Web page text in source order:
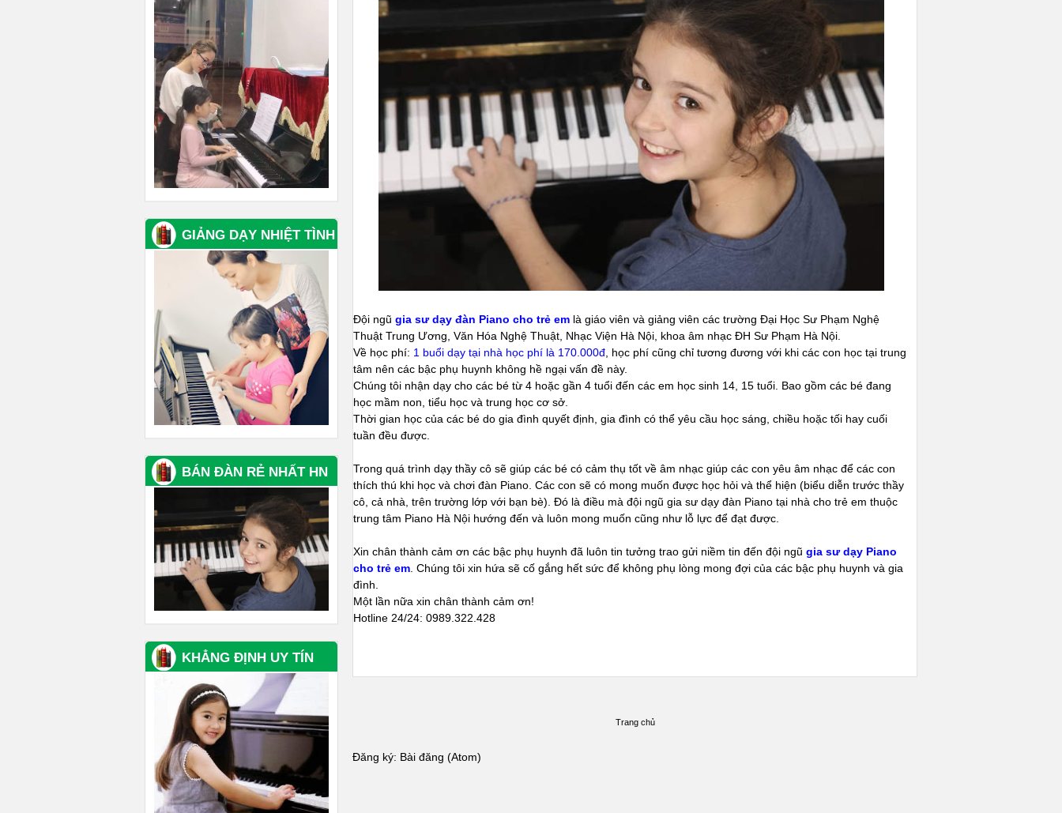
Đội ngũ gia sư dạy đàn Piano cho trẻ em là giáo viên và giảng viên các trường Đại Học Sư Phạm Nghệ
Thuật Trung Ương, Văn Hóa Nghệ Thuật, Nhạc Viện Hà Nội, khoa âm nhạc ĐH Sư Phạm Hà Nội.
Về học phí: 1 buổi dạy tại nhà học phí là 170.000đ , học phí cũng chỉ tương đương với khi các con học tại trung
tâm nên các bậc phụ huynh không hề ngại vấn đề này.
Chúng tôi nhận dạy cho các bé từ 4 hoặc gần 4 tuổi đến các em học sinh 14, 15 tuổi. Bao gồm các bé đang
học mầm non, tiểu học và trung học cơ sở.
Thời gian học của các bé do gia đình quyết định, gia đình có thể yêu cầu học sáng, chiều hoặc tối hay cuối
tuần đều được.
Trong quá trình dạy thầy cô sẽ giúp các bé có cảm thụ tốt về âm nhạc giúp các con yêu âm nhạc để các con
thích thú khi học và chơi đàn Piano. Các con sẽ có mong muốn được học hỏi và thể hiện (biểu diễn trước thầy
cô, cả nhà, trên trường lớp với bạn bè). Đó là điều mà đội ngũ gia sư dạy đàn Piano tại nhà cho trẻ em thuộc
trung tâm Piano Hà Nội hướng đến và luôn mong muốn cũng như lỗ lực để đạt được.
Xin chân thành cảm ơn các bậc phụ huynh đã luôn tin tưởng trao gửi niềm tin đến đội ngũ gia sư dạy Piano
cho trẻ em . Chúng tôi xin hứa sẽ cố gắng hết sức để không phụ lòng mong đợi của các bậc phụ huynh và gia
đình.
Một lần nữa xin chân thành cảm ơn!
Hotline 24/24: 0989.322.428
Trang chủ
Đăng ký: Bài đăng (Atom)
GIẢNG DẠY NHIỆT TÌNH
BÁN ĐÀN RẺ NHẤT HN
KHẲNG ĐỊNH UY TÍN